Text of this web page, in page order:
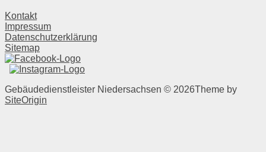
Kontakt
Impressum
Datenschutzerklärung
Sitemap
Gebäudedienstleister Niedersachsen © 2026Theme by
SiteOrigin